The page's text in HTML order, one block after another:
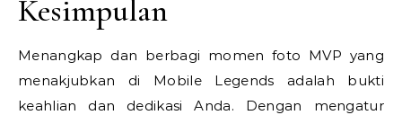
Kesimpulan
Menangkap dan berbagi momen foto MVP yang
menakjubkan di Mobile Legends adalah bukti
keahlian dan dedikasi Anda. Dengan mengatur